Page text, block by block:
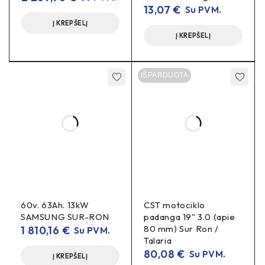
(variklis → jackshaft)
variklio skriemulys
Medžiaga:
didelio patvarumo lydinys, preciziškai
Stabilesnė trauka ir tikslesnė akceleracija.
Mažiau triukšmo ir vibracijų pirminėje pavarų
Į KREPŠELĮ
13,07€ Su PVM.
Į KREPŠELĮ
60v. 63Ah. 13kW
SAMSUNG SUR-RON
1 810,16 € Su PVM.
Į KREPŠELĮ
IŠPARDUOTA
CST motociklo
padanga 19" 3.0 (apie
80 mm) Sur Ron /
Talaria
80,08€ Su PVM.